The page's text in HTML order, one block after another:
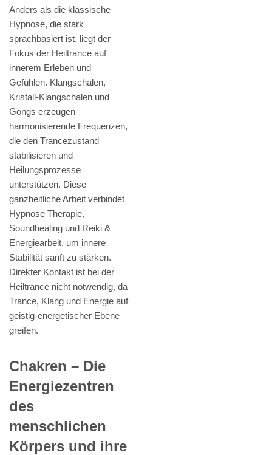
Anders als die klassische
Hypnose, die stark
sprachbasiert ist, liegt der
Fokus der Heiltrance auf
innerem Erleben und
Gefühlen. Klangschalen,
Kristall-Klangschalen und
Gongs erzeugen
harmonisierende Frequenzen,
die den Trancezustand
stabilisieren und
Heilungsprozesse
unterstützen. Diese
ganzheitliche Arbeit verbindet
Hypnose Therapie,
Soundhealing und Reiki &
Energiearbeit, um innere
Stabilität sanft zu stärken.
Direkter Kontakt ist bei der
Heiltrance nicht notwendig, da
Trance, Klang und Energie auf
geistig-energetischer Ebene
greifen.
Chakren – Die
Energiezentren
des
menschlichen
Körpers und ihre